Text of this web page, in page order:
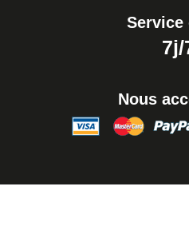
Service
7j/
Nous